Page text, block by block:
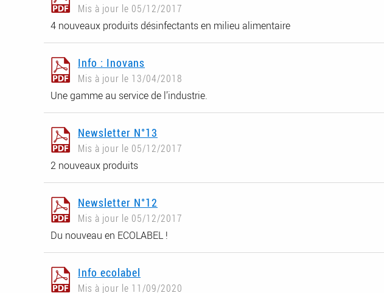
Mis à jour le 05/12/2017
4 nouveaux produits désinfectants en milieu alimentaire
Info : Inovans
Mis à jour le 13/04/2018
Une gamme au service de l’industrie.
Newsletter N°13
Mis à jour le 05/12/2017
2 nouveaux produits
Newsletter N°12
Mis à jour le 05/12/2017
Du nouveau en ECOLABEL !
Info ecolabel
Mis à jour le 11/09/2020